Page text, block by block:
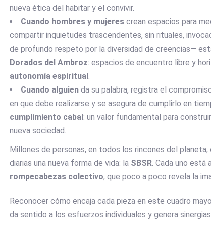
nueva ética del habitar y el convivir.
Cuando hombres y mujeres crean espacios para
compartir inquietudes trascendentes, sin rituales,
de profundo respeto por la diversidad de creencias—
Dorados del Ambroz: espacios de encuentro libre y
autonomía espiritual .
Cuando alguien da su palabra, registra el
en que debe realizarse y se asegura de cumplirlo en
cumplimiento cabal : un valor fundamental para
nueva sociedad.
Millones de personas, en todos los rincones del
diarias una nueva forma de vida: la SBSR. Cada uno está
rompecabezas colectivo, que poco a poco revela la
Reconocer cómo encaja cada pieza en este cuadro
da sentido a los esfuerzos individuales y genera